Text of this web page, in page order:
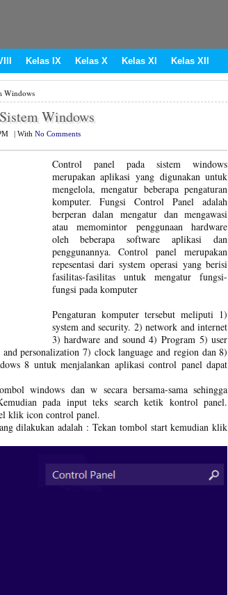
Kelas IX Kelas X Kelas XI Kelas XII
Windows
Windows
With No Comments
Control panel pada sistem windows
merupakan aplikasi yang digunakan untuk
mengelola, mengatur beberapa pengaturan
komputer. Fungsi Control Panel adalah
berperan dalan mengatur dan mengawasi
atau memomintor penggunaan hardware
oleh beberapa software aplikasi dan
penggunannya. Control panel merupakan
repesentasi dari system operasi yang berisi
fasilitas-fasilitas untuk mengatur fungsi-
fungsi pada komputer
Pengaturan komputer tersebut meliputi 1)
system and security. 2) network and internet
3) hardware and sound 4) Program 5) user
personalization 7) clock language and region dan 8)
8 untuk menjalankan aplikasi control panel dapat
windows dan w secara bersama-sama sehingga
pada input teks search ketik kontrol panel.
klik icon control panel.
dilakukan adalah : Tekan tombol start kemudian klik